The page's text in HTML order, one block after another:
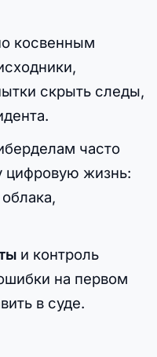
косвенным
скрыть следы,
часто
цифровую жизнь:
и контроль
на первом
в суде.